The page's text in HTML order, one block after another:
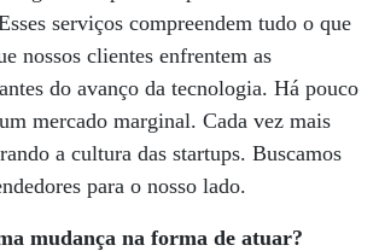
serviços compreendem tudo o que
nossos clientes enfrentem as
do avanço da tecnologia. Há pouco
mercado marginal. Cada vez mais
a cultura das startups. Buscamos
para o nosso lado.
mudança na forma de atuar?